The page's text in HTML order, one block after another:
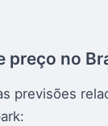
preço no
previsões